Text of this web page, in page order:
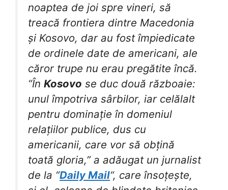
noaptea de joi spre vineri, să
treacă frontiera dintre Macedonia
și Kosovo, dar au fost împiedicate
de ordinele date de americani, ale
căror trupe nu erau pregătite încă.
“În Kosovo se duc două războaie:
unul împotriva sârbilor, iar celălalt
pentru dominație în domeniul
relațiilor publice, dus cu
americanii, care vor să obțină
toată gloria,” a adăugat un jurnalist
de la “Daily Mail“, care însoțește,